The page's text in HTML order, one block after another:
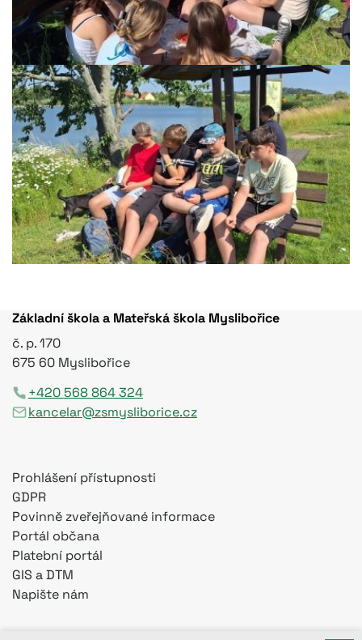
Základní škola a Mateřská škola Myslibořice
č. p. 170
675 60 Myslibořice
+420 568 864 324
kancelar@zsmysliborice.cz
Prohlášení přístupnosti
GDPR
Povinně zveřejňované informace
Portál občana
Platební portál
GIS a DTM
Napište nám